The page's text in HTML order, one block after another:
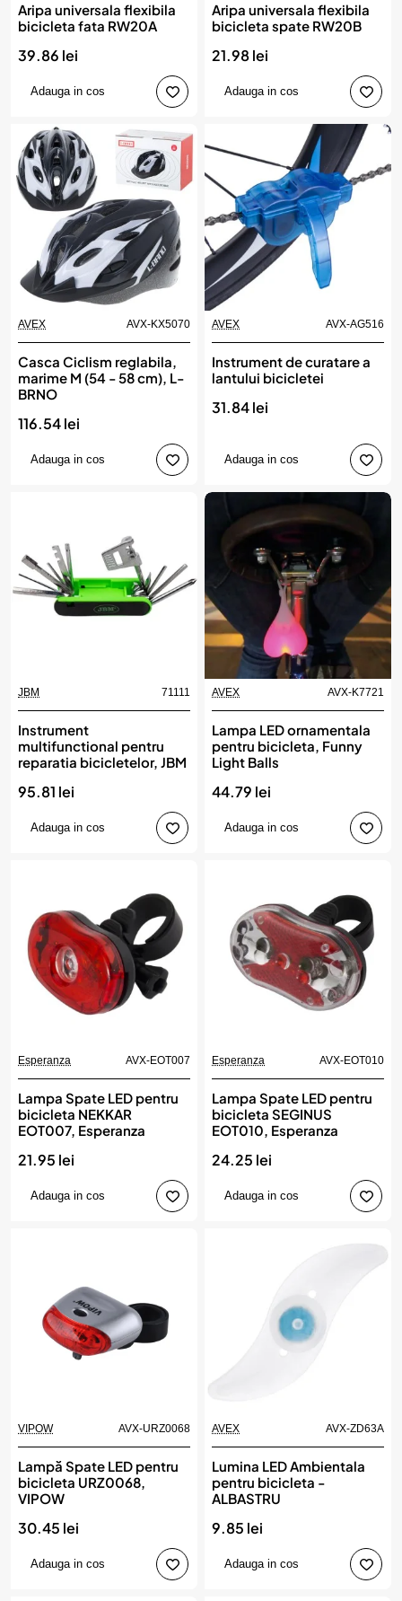
Aripa universala flexibila
bicicleta fata RW20A
39.86 lei
Adauga in cos
Aripa universala flexibila
bicicleta spate RW20B
21.98 lei
Adauga in cos
AVEX AVX-KX5070
Casca Ciclism reglabila,
marime M (54 - 58 cm), L-
BRNO
116.54 lei
Adauga in cos
AVEX AVX-AG516
Instrument de curatare a
lantului bicicletei
31.84 lei
Adauga in cos
JBM 71111
Instrument
multifunctional pentru
reparatia bicicletelor, JBM
95.81 lei
Adauga in cos
AVEX AVX-K7721
Lampa LED ornamentala
pentru bicicleta, Funny
Light Balls
44.79 lei
Adauga in cos
Esperanza AVX-EOT007
Lampa Spate LED pentru
bicicleta NEKKAR
EOT007, Esperanza
21.95 lei
Adauga in cos
Esperanza AVX-EOT010
Lampa Spate LED pentru
bicicleta SEGINUS
EOT010, Esperanza
24.25 lei
Adauga in cos
VIPOW AVX-URZ0068
Lampă Spate LED pentru
bicicleta URZ0068,
VIPOW
30.45 lei
Adauga in cos
AVEX AVX-ZD63A
Lumina LED Ambientala
pentru bicicleta -
ALBASTRU
9.85 lei
Adauga in cos